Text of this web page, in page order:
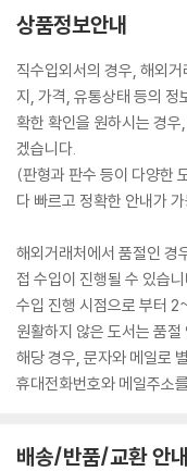
상품정보안내
직수입외서의 경우, 해외
지, 가격, 유통상태 등의 정
확한 확인을 원하시는 경
겠습니다.
(판형과 판수 등이 다양한
다 빠르고 정확한 안내가
해외거래처에서 품절인 경
접 수입이 진행될 수 있습
수입 진행 시점으로 부터
원활하지 않은 도서는 품
해당 경우, 문자와 메일로
휴대전화번호와 메일주소
배송/반품/교환 안내